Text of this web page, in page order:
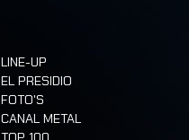
LINE-UP
EL PRESIDIO
FOTO'S
CANAL METAL